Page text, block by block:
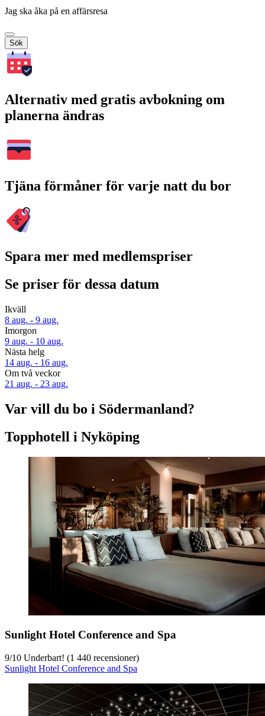
Jag ska åka på en affärsresa
Sök
Alternativ med gratis avbokning om
planerna ändras
Tjäna förmåner för varje natt du bor
Spara mer med medlemspriser
Se priser för dessa datum
Ikväll
8 aug. - 9 aug.
Imorgon
9 aug. - 10 aug.
Nästa helg
14 aug. - 16 aug.
Om två veckor
21 aug. - 23 aug.
Var vill du bo i Södermanland?
Topphotell i Nyköping
Sunlight Hotel Conference and Spa
9/10 Underbart! (1 440 recensioner)
Sunlight Hotel Conference and Spa